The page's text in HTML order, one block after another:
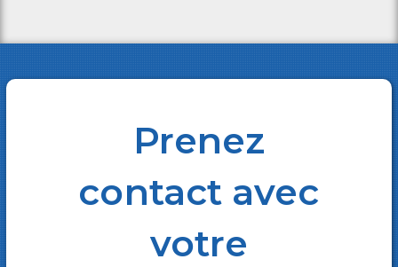
Prenez
contact avec
votre